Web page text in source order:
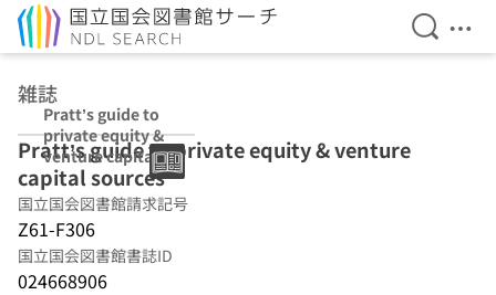
検索を
メ
雑誌
Pratt’s guide to
private equity &
venture capital
sources
Pratt’s guide to private equity & venture
capital sources
国立国会図書館請求記号
Z61-F306
国立国会図書館書誌ID
024668906